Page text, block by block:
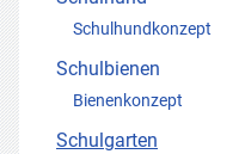
Schulhundkonzept
Schulbienen
Bienenkonzept
Schulgarten